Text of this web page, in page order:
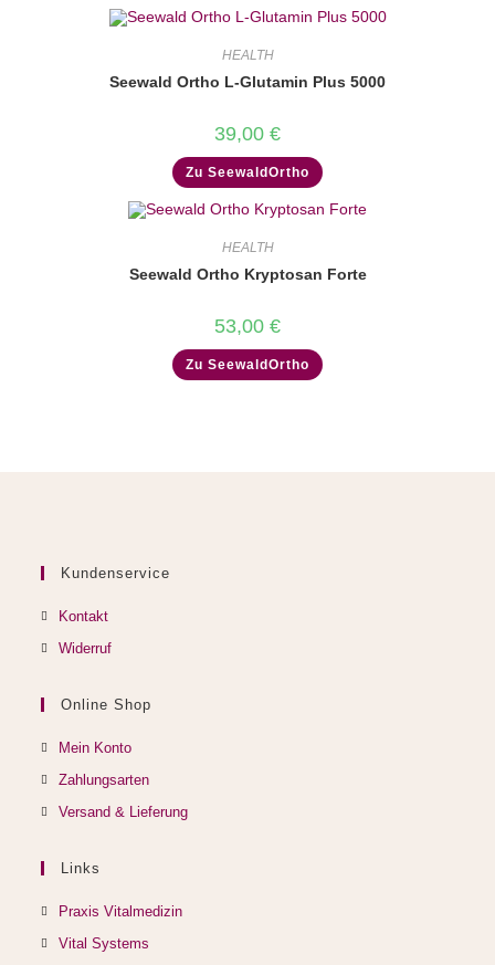
HEALTH
Seewald Ortho L-Glutamin Plus 5000
39,00 €
Zu SeewaldOrtho
HEALTH
Seewald Ortho Kryptosan Forte
53,00 €
Zu SeewaldOrtho
Kundenservice
Kontakt
Widerruf
Online Shop
Mein Konto
Zahlungsarten
Versand & Lieferung
Links
Praxis VitalmedizinOpens
Vital Systems